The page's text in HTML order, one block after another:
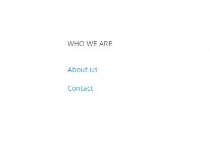
WHO WE ARE
About us
Contact